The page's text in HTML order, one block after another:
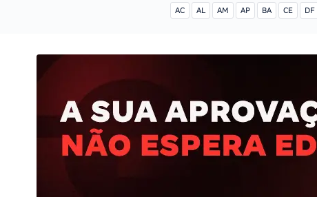
AC AL AM AP BA CE DF